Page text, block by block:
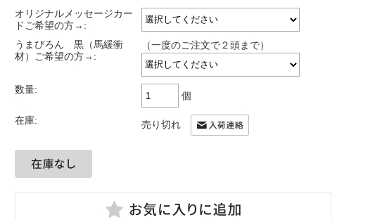
オリジナルメッセージカー
ドご希望の方→:
うまぴろん 黒（馬緩衝
材）ご希望の方→:
（一度のご注文で２頭まで）
数量:
個
在庫: 売り切れ